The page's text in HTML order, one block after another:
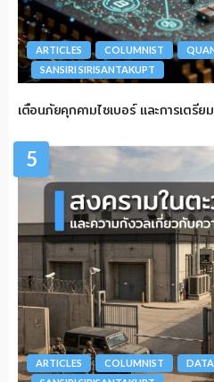
ARTICLES COLUMNIST
SANSIRI SIRISANTAKUPT
เตือนภัยคุกคามไซเบอร์ และการเตรี
5
ARTICLES COLUMNIST DATA